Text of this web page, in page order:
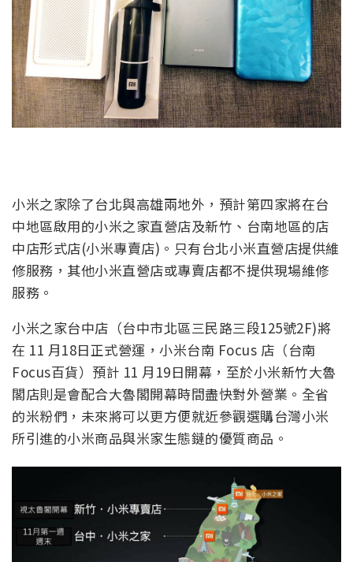
小米之家除了台北與高雄兩地外，預計第四家將在台
中地區啟用的小米之家直營店及新竹、台南地區的店
中店形式店(小米專賣店)。只有台北小米直營店提供維
修服務，其他小米直營店或專賣店都不提供現場維修
服務。
小米之家台中店（台中市北區三民路三段125號2F)將
在 11 月18日正式營運，小米台南 Focus 店（台南
Focus百貨）預計 11 月19日開幕，至於小米新竹大魯
閣店則是會配合大魯閣開幕時間盡快對外營業。全省
的米粉們，未來將可以更方便就近參觀選購台灣小米
所引進的小米商品與米家生態鏈的優質商品。